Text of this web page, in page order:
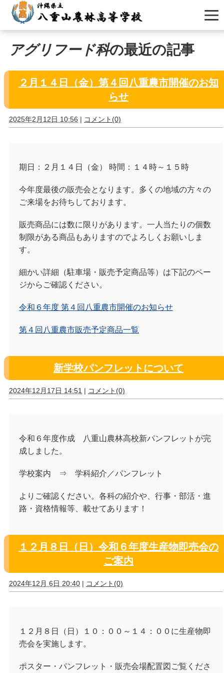
アグリフード科の最近の記事
２月１４日（金）第４回八重農市開催のお知
らせ
2025年2月12日 10:56 | コメント(0)
期日：２月１４日（金） 時間：１４時～１５時
今年度最後の販売会となります。多くの地域の方々の
ご来場をお待ちしております。
販売商品には数に限りがあります。一人当たりの個数
制限がある商品もありますのでよろしくお願いしま
す。
細かい詳細（駐車場・販売予定商品等）は下記のペー
ジからご確認ください。
令和６年度 第４回八重農市開催のお知らせ
第４回八重農市販売予定商品一覧
新学校パンフレットについて
2024年12月17日 14:51 | コメント(0)
令和６年度作成 八重山農林高校新パンフレットが完
成しました。
学校案内 ⇒ 学科紹介／パンフレット
よりご確認ください。各科の紹介や、行事・部活・進
路・資格情報等、載せてあります！
１２月８日（日）令和６年度生産物即売会の
ご案内
2024年12月 6日 20:40 | コメント(0)
１２月８日（日）１０：００～１４：００に生産物即
売会を実施します。
ポスター・パンフレット・販売会場配置図ご覧くださ